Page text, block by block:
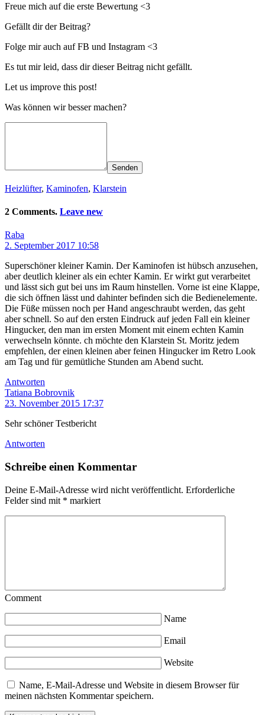
Freue mich auf die erste Bewertung <3
Gefällt dir der Beitrag?
Folge mir auch auf FB und Instagram <3
Es tut mir leid, dass dir dieser Beitrag nicht gefällt.
Let us improve this post!
Was können wir besser machen?
Senden
Heizlüfter, Kaminofen, Klarstein
2 Comments. Leave new
Raba
2. September 2017 10:58
Superschöner kleiner Kamin. Der Kaminofen ist hübsch anzusehen,
aber deutlich kleiner als ein echter Kamin. Er wirkt gut verarbeitet
und lässt sich gut bei uns im Raum hinstellen. Vorne ist eine Klappe,
die sich öffnen lässt und dahinter befinden sich die Bedienelemente.
Die Füße müssen noch per Hand angeschraubt werden, das geht
aber schnell. So auf den ersten Eindruck auf jeden Fall ein kleiner
Hingucker, den man im ersten Moment mit einem echten Kamin
verwechseln könnte. ch möchte den Klarstein St. Moritz jedem
empfehlen, der einen kleinen aber feinen Hingucker im Retro Look
am Tag und für gemütliche Stunden am Abend sucht.
Antworten
Tatiana Bobrovnik
23. November 2015 17:37
Sehr schöner Testbericht
Antworten
Schreibe einen Kommentar
Deine E-Mail-Adresse wird nicht veröffentlicht. Erforderliche
Felder sind mit * markiert
Comment
Name
Email
Website
Name, E-Mail-Adresse und Website in diesem Browser für
meinen nächsten Kommentar speichern.